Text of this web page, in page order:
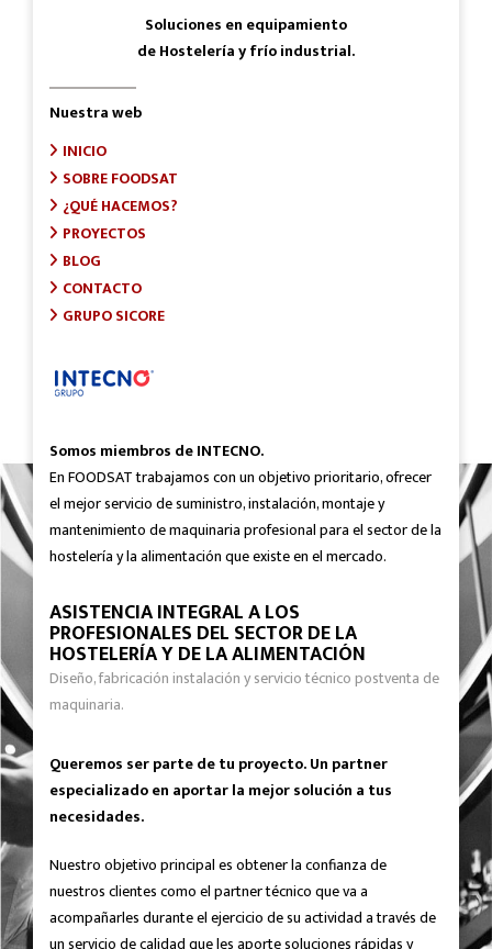
Soluciones en equipamiento
de Hostelería y frío industrial.
Nuestra web
INICIO
SOBRE FOODSAT
¿QUÉ HACEMOS?
PROYECTOS
BLOG
CONTACTO
GRUPO SICORE
Somos miembros de INTECNO.
En FOODSAT trabajamos con un objetivo prioritario, ofrecer
el mejor servicio de suministro, instalación, montaje y
mantenimiento de maquinaria profesional para el sector de la
hostelería y la alimentación que existe en el mercado.
ASISTENCIA INTEGRAL A LOS
PROFESIONALES DEL SECTOR DE LA
HOSTELERÍA Y DE LA ALIMENTACIÓN
Diseño, fabricación instalación y servicio técnico postventa de
maquinaria.
Queremos ser parte de tu proyecto. Un partner
especializado en aportar la mejor solución a tus
necesidades.
Nuestro objetivo principal es obtener la confianza de
nuestros clientes como el partner técnico que va a
acompañarles durante el ejercicio de su actividad a través de